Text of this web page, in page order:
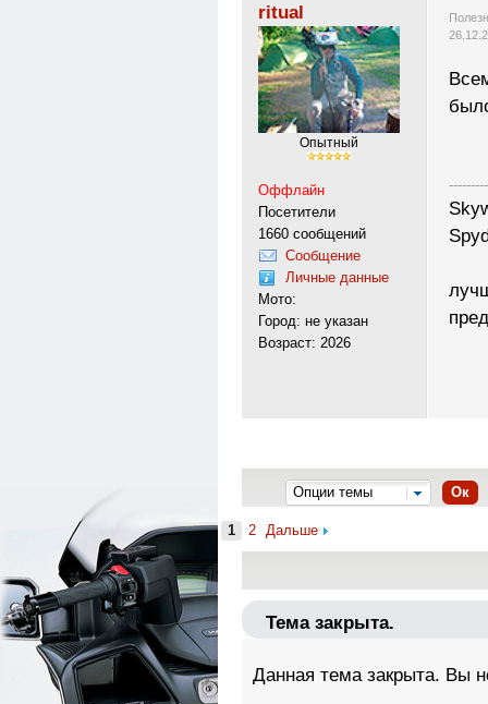
ritual
Опытный
Оффлайн
Посетители
1660 сообщений
Сообщение
Личные данные
Мото:
Город: не указан
Возраст: 2026
Опции темы Ок
1 2 Дальше
Тема закрыта.
Данная тема закрыта. Вы